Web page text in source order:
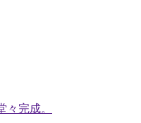
々完成。